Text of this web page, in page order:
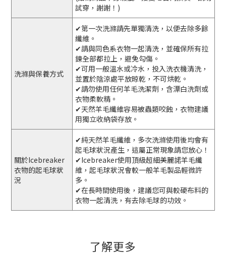
試穿，謝謝！)
洗滌與保養方式
✔第一次洗滌請先單獨清洗，以便去除多餘
纖維。
✔請與同色系衣物一起清洗，並確保所有拉
鍊全部都拉上，避免勾傷。
✔可用一般溫水或冷水，投入洗衣機清洗，
並置於陰涼處平放晾乾，不可烘乾。
✔請勿使用任何羊毛洗潔劑，含漂白洗劑或
衣物柔軟精。
✔天然羊毛纖維容易被蟲類咬蝕，衣物建議
用獨立收納袋存放。
關於Icebreaker
衣物的起毛球狀
況
✔純天然羊毛纖維，多次洗滌使用後均會有
起毛球狀況產生，這屬正常現象請您放心！
✔Icebreaker使用頂級超細美麗諾羊毛纖
維，起毛球狀況會較一般羊毛製品輕微許
多。
✔在長時間使用後，建議您可與較硬布料的
衣物一起清洗，有去除毛球的功效。
了解更多